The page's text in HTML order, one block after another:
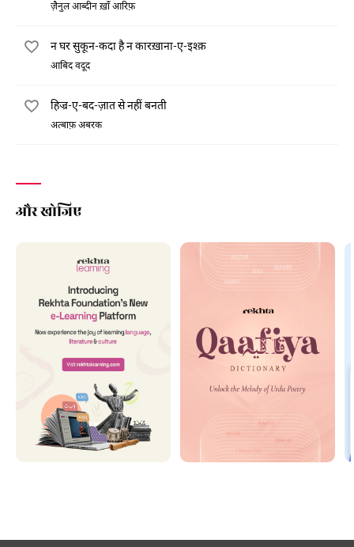
ज़ैनुल आब्दीन ख़ाँ आरिफ़
न घर सुकून-कदा है न कारख़ाना-ए-इश्क़
आबिद वदूद
हिज्र-ए-बद-ज़ात से नहीं बनती
अत्बाफ़ अबरक
और खोजिए